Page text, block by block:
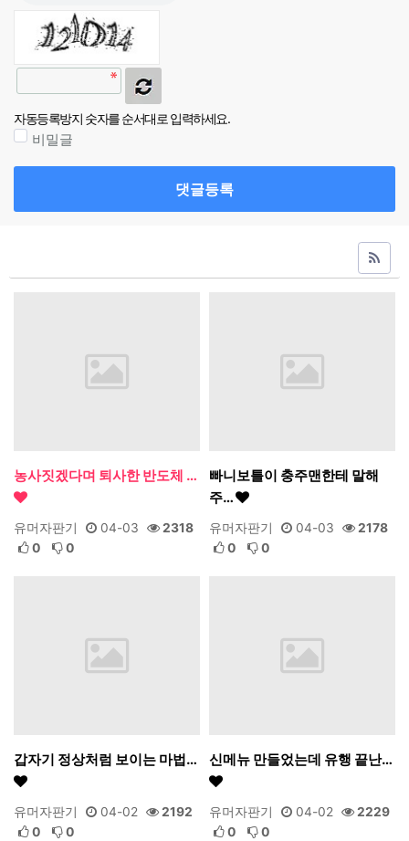
자동등록방지 숫자를 순서대로 입력하세요.
비밀글
댓글등록
농사짓겠다며 퇴사한 반도체 …
유머자판기 04-03
2318
0
0
빠니보틀이 충주맨한테 말해
주…
유머자판기 04-03
2178
0
0
갑자기 정상처럼 보이는 마법…
유머자판기 04-02
2192
0
0
신메뉴 만들었는데 유행 끝난…
유머자판기 04-02
2229
0
0